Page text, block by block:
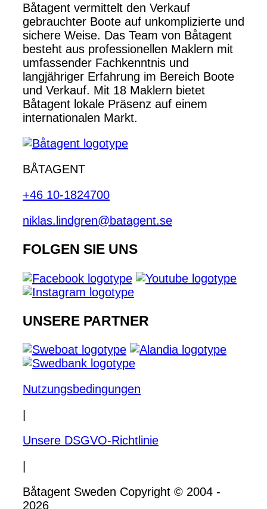
Båtagent vermittelt den Verkauf
gebrauchter Boote auf unkomplizierte und
sichere Weise. Das Team von Båtagent
besteht aus professionellen Maklern mit
umfassender Fachkenntnis und
langjähriger Erfahrung im Bereich Boote
und Verkauf. Mit 18 Maklern bietet
Båtagent lokale Präsenz auf einem
internationalen Markt.
BÅTAGENT
+46 10-1824700
niklas.lindgren@batagent.se
FOLGEN SIE UNS
UNSERE PARTNER
Nutzungsbedingungen
Unsere DSGVO-Richtlinie
Båtagent Sweden Copyright © 2004 -
2026